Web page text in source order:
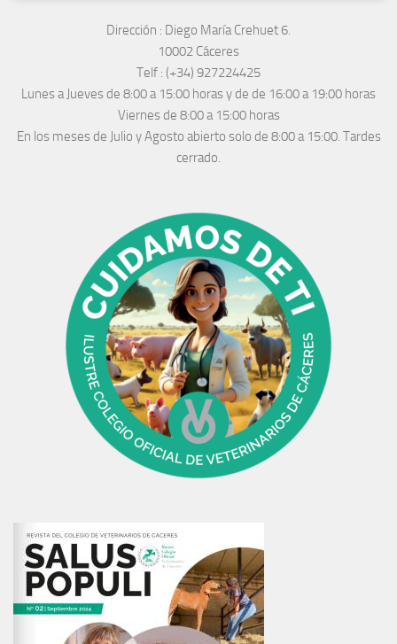
Dirección : Diego María Crehuet 6.
10002 Cáceres
Telf : (+34) 927224425
Lunes a Jueves de 8:00 a 15:00 horas y de de 16:00 a 19:00 horas
Viernes de 8:00 a 15:00 horas
En los meses de Julio y Agosto abierto solo de 8:00 a 15:00. Tardes
cerrado.